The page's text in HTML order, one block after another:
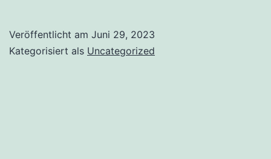
Veröffentlicht am Juni 29, 2023
Kategorisiert als Uncategorized